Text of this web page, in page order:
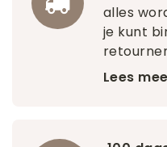
alles
je kunt
Lees